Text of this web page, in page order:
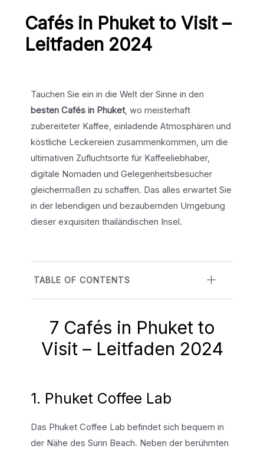
Cafés in Phuket to Visit –
Leitfaden 2024
Tauchen Sie ein in die Welt der Sinne in den
besten Cafés in Phuket, wo meisterhaft
zubereiteter Kaffee, einladende Atmosphären und
köstliche Leckereien zusammenkommen, um die
ultimativen Zufluchtsorte für Kaffeeliebhaber,
digitale Nomaden und Gelegenheitsbesucher
gleichermaßen zu schaffen. Das alles erwartet Sie
in der lebendigen und bezaubernden Umgebung
dieser exquisiten thailändischen Insel.
TABLE OF CONTENTS
7 Cafés in Phuket to
Visit – Leitfaden 2024
1. Phuket Coffee Lab
Das Phuket Coffee Lab befindet sich bequem in
der Nähe des Surin Beach. Neben der berühmten